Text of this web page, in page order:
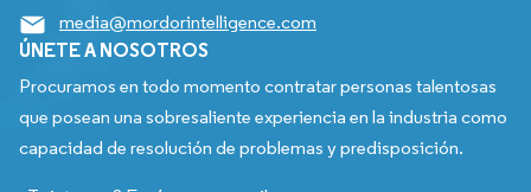
media@mordorintelligence.com
ÚNETE A NOSOTROS
Procuramos en todo momento contratar personas talentosas
que posean una sobresaliente experiencia en la industria como
capacidad de resolución de problemas y predisposición.